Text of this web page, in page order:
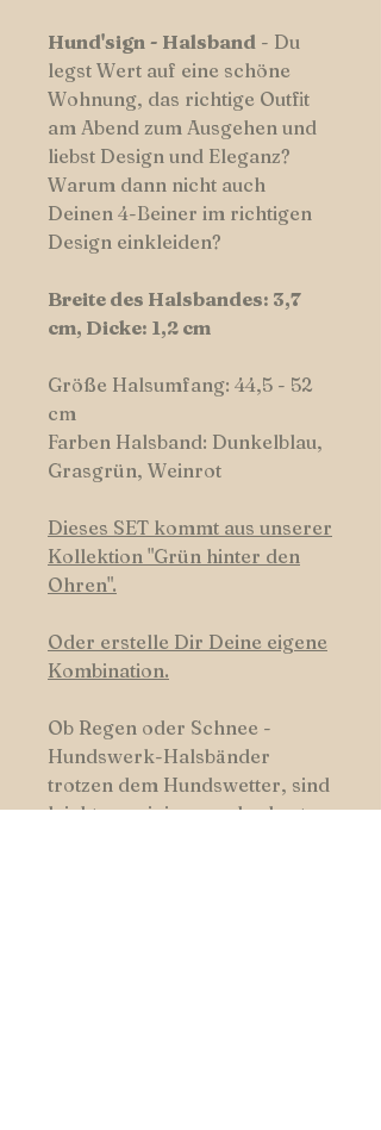
Hund'sign - Halsband - Du
legst Wert auf eine schöne
Wohnung, das richtige Outfit
am Abend zum Ausgehen und
liebst Design und Eleganz?
Warum dann nicht auch
Deinen 4-Beiner im richtigen
Design einkleiden?
Breite des Halsbandes: 3,7
cm, Dicke: 1,2 cm
Größe Halsumfang: 44,5 - 52
cm
Farben Halsband: Dunkelblau,
Grasgrün, Weinrot
Dieses SET kommt aus unserer
Kollektion "Grün hinter den
Ohren".
Oder erstelle Dir Deine eigene
Kombination.
Ob Regen oder Schnee -
Hundswerk-Halsbänder
trotzen dem Hundswetter, sind
leicht zu reinigen und robust.